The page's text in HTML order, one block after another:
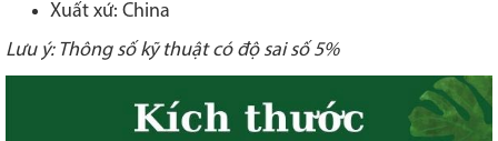
Xuất xứ: China
Lưu ý: Thông số kỹ thuật có độ sai số 5%